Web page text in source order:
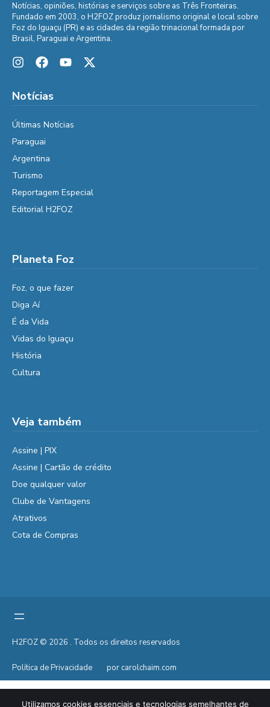
Notícias, opiniões, histórias e serviços sobre as Três Fronteiras.
Fundado em 2003, o H2FOZ produz jornalismo original e local sobre
Foz do Iguaçu (PR) e as cidades da região trinacional formada por
Brasil, Paraguai e Argentina.
Notícias
Últimas Notícias
Paraguai
Argentina
Turismo
Reportagem Especial
Editorial H2FOZ
Planeta Foz
Foz, o que fazer
Diga Aí
É da Vida
Vidas do Iguaçu
História
Cultura
Veja também
Assine | PIX
Assine | Cartão de crédito
Doe qualquer valor
Clube de Vantagens
Atrativos
Cota de Compras
H2FOZ © 2026 . Todos os direitos reservados
Política de Privacidade por carolchaim.com
Utilizamos cookies essenciais e tecnologias semelhantes de